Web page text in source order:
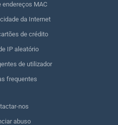
endereços MAC
da Internet
de crédito
IP aleatório
de utilizador
frequentes
nos
abuso